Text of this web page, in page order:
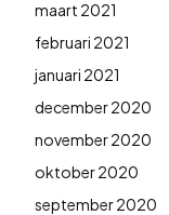
maart 2021
februari 2021
januari 2021
december 2020
november 2020
oktober 2020
september 2020